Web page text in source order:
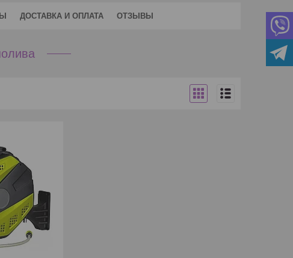
ДОСТАВКА И ОПЛАТА ОТЗЫВЫ